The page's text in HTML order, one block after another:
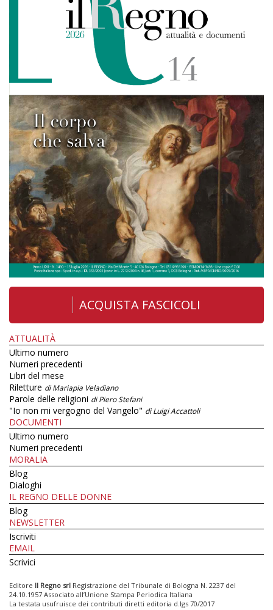
ACQUISTA FASCICOLI
ATTUALITÀ
Ultimo numero
Numeri precedenti
Libri del mese
Riletture di Mariapia Veladiano
Parole delle religioni di Piero Stefani
"Io non mi vergogno del Vangelo" di Luigi Accattoli
DOCUMENTI
Ultimo numero
Numeri precedenti
MORALIA
Blog
Dialoghi
IL REGNO DELLE DONNE
Blog
NEWSLETTER
Iscriviti
EMAIL
Scrivici
Editore Il Regno srl Registrazione del Tribunale di Bologna N. 2237 del
24.10.1957 Associato all’Unione Stampa Periodica Italiana
La testata usufruisce dei contributi diretti editoria d.lgs 70/2017